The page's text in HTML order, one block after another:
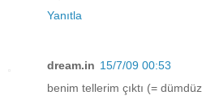
Yanıtla
dream.in 15/7/09 00:53
benim tellerim çıktı (=